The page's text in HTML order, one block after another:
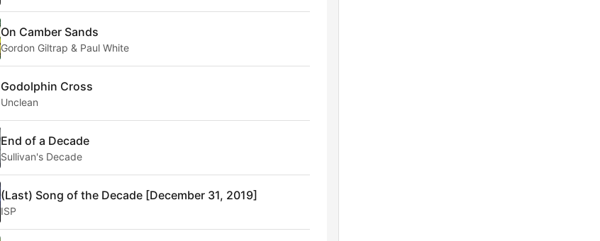
On Camber Sands
Gordon Giltrap & Paul White
Godolphin Cross
Unclean
End of a Decade
Sullivan's Decade
(Last) Song of the Decade [December 31, 2019]
ISP